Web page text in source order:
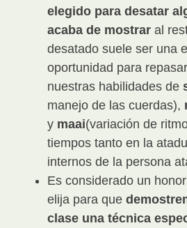
elegido para desatar
acaba de mostrar al
desatado suele ser una
oportunidad para
nuestras habilidades de
manejo de las cuerdas),
y maai(variación de
tiempos tanto en la
internos de la persona
Es considerado un
elija para que
clase una técnica